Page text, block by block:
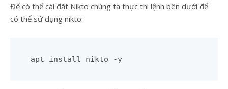
Để có thể cài đặt Nikto chúng ta thực thi lệnh bên dưới để
có thể sử dụng nikto: